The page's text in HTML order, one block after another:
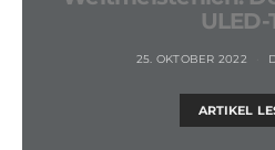
ULED-
25. OKTOBER 2022
ARTIKEL